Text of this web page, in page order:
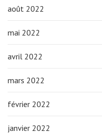
août 2022
mai 2022
avril 2022
mars 2022
février 2022
janvier 2022